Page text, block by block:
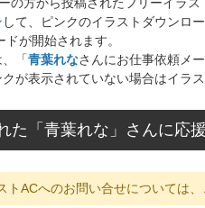
して、ピンクのイラストダウンロ
ドが開始されます。
「青葉れなさんにお仕事依頼メ
が表示されていない場合はイラ
「青葉れな」さんに応
トACへのお問い合せについては